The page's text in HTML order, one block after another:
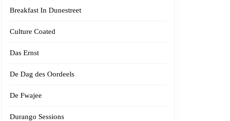
Breakfast In Dunestreet
Culture Coated
Das Ernst
De Dag des Oordeels
De Fwajee
Durango Sessions